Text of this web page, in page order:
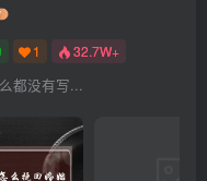
1 32.7W+
都没有写...